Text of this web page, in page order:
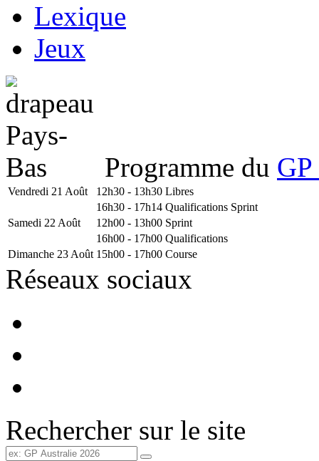
Lexique
Jeux
Programme du
Vendredi 21 Août 12h30 - 13h30 Libres
16h30 - 17h14 Qualifications Sprint
Samedi 22 Août
12h00 - 13h00 Sprint
16h00 - 17h00 Qualifications
Dimanche 23 Août 15h00 - 17h00 Course
Réseaux sociaux
Rechercher sur le site